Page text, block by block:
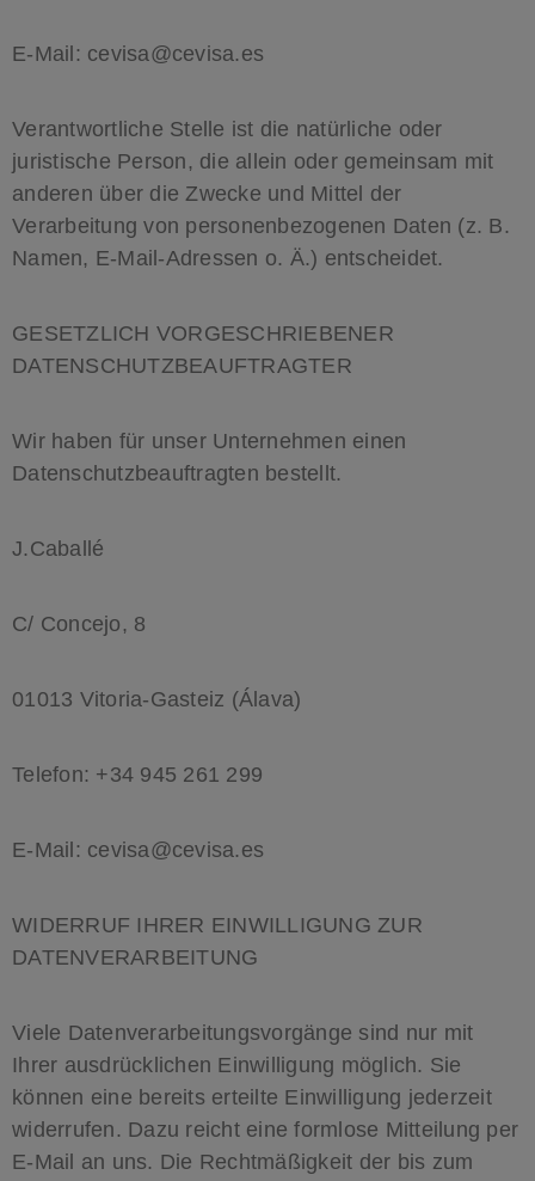
E-Mail: cevisa@cevisa.es
Verantwortliche Stelle ist die natürliche oder
juristische Person, die allein oder gemeinsam mit
anderen über die Zwecke und Mittel der
Verarbeitung von personenbezogenen Daten (z. B.
Namen, E-Mail-Adressen o. Ä.) entscheidet.
GESETZLICH VORGESCHRIEBENER
DATENSCHUTZBEAUFTRAGTER
Wir haben für unser Unternehmen einen
Datenschutzbeauftragten bestellt.
J.Caballé
C/ Concejo, 8
01013 Vitoria-Gasteiz (Álava)
Telefon: +34 945 261 299
E-Mail: cevisa@cevisa.es
WIDERRUF IHRER EINWILLIGUNG ZUR
DATENVERARBEITUNG
Viele Datenverarbeitungsvorgänge sind nur mit
Ihrer ausdrücklichen Einwilligung möglich. Sie
können eine bereits erteilte Einwilligung jederzeit
widerrufen. Dazu reicht eine formlose Mitteilung per
E-Mail an uns. Die Rechtmäßigkeit der bis zum